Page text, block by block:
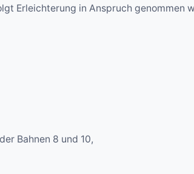
Erleichterung in Anspruch genommen
Bahnen 8 und 10,